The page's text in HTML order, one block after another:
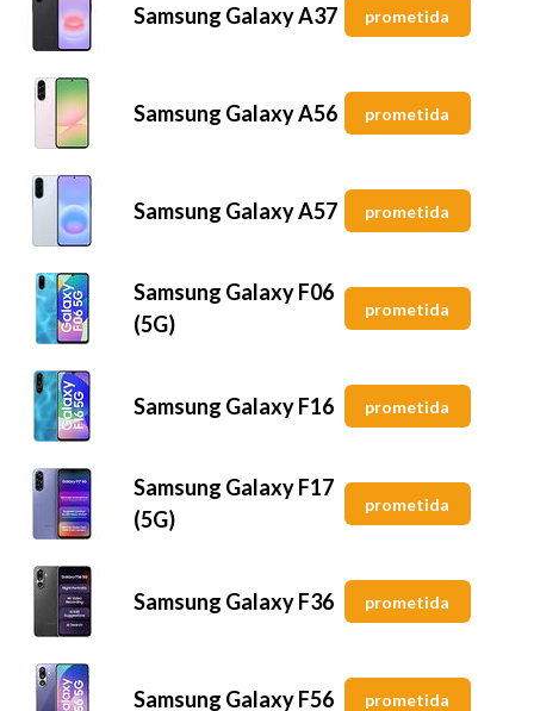
Samsung Galaxy A37 prometida
Samsung Galaxy A56 prometida
Samsung Galaxy A57 prometida
Samsung Galaxy F06
(5G)
prometida
Samsung Galaxy F16 prometida
Samsung Galaxy F17
(5G)
prometida
Samsung Galaxy F36 prometida
Samsung Galaxy F56 prometida